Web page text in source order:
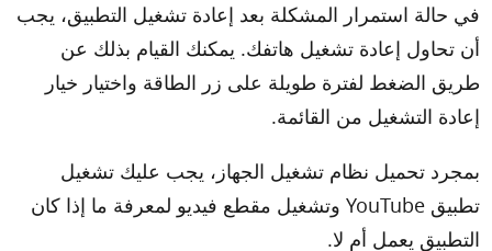
في حالة استمرار المشكلة بعد إعادة تشغيل التطبيق، يجب
أن تحاول إعادة تشغيل هاتفك. يمكنك القيام بذلك عن
طريق الضغط لفترة طويلة على زر الطاقة واختيار خيار
إعادة التشغيل من القائمة.
بمجرد تحميل نظام تشغيل الجهاز، يجب عليك تشغيل
تطبيق YouTube وتشغيل مقطع فيديو لمعرفة ما إذا كان
التطبيق يعمل أم لا.